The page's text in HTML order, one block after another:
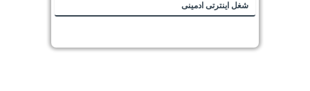
شغل اینترتی ادمینی